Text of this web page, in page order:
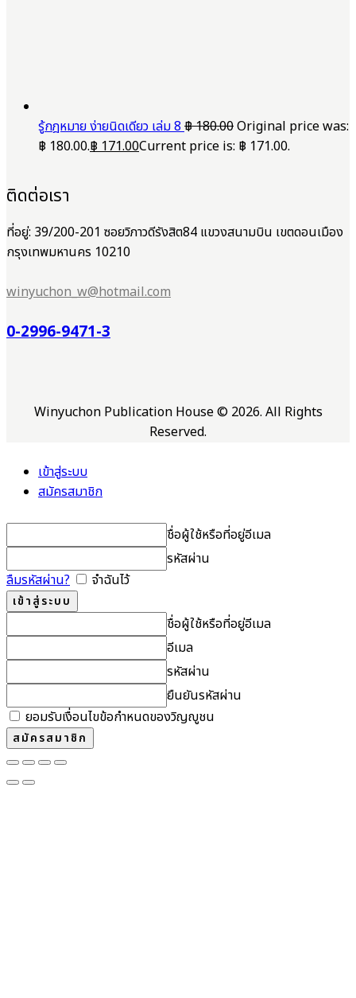
รู้กฎหมาย ง่ายนิดเดียว เล่ม 8฿180.00Original price was:
฿ 180.00.฿171.00Current price is: ฿ 171.00.
ติดต่อเรา
ที่อยู่: 39/200-201 ซอยวิภาวดีรังสิต84 แขวงสนามบิน เขตดอนเมือง
กรุงเทพมหานคร 10210
winyuchon_w@hotmail.com
0-2996-9471-3
Winyuchon Publication House © 2026. All Rights
Reserved.
เข้าสู่ระบบ
สมัครสมาชิก
ชื่อผู้ใช้หรือที่อยู่อีเมล
รหัสผ่าน
ลืมรหัสผ่าน?
จำฉันไว้
ชื่อผู้ใช้หรือที่อยู่อีเมล
อีเมล
รหัสผ่าน
ยืนยันรหัสผ่าน
ยอมรับเงื่อนไขข้อกำหนดของวิญญูชน